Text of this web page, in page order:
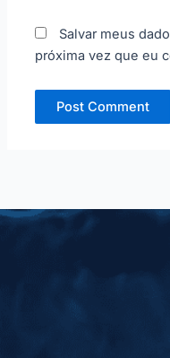
Salvar meus
próxima vez que eu